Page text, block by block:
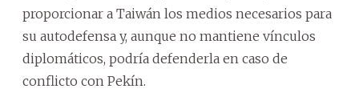
proporcionar a Taiwán los medios necesarios para
su autodefensa y, aunque no mantiene vínculos
diplomáticos, podría defenderla en caso de
conflicto con Pekín.